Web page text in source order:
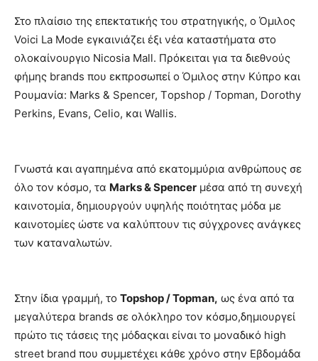
Στο πλαίσιο της επεκτατικής του στρατηγικής, ο Όμιλος
Voici La Mode εγκαινιάζει έξι νέα καταστήματα στο
ολοκαίνουργιο Nicosia Mall. Πρόκειται για τα διεθνούς
φήμης brands που εκπροσωπεί ο Όμιλος στην Κύπρο και
Ρουμανία: Marks & Spencer, Τopshop / Topman, Dorothy
Perkins, Evans, Celio, και Wallis.
Γνωστά και αγαπημένα από εκατομμύρια ανθρώπους σε
όλο τον κόσμο, τα Marks & Spencer μέσα από τη συνεχή
καινοτομία, δημιουργούν υψηλής ποιότητας μόδα με
καινοτομίες ώστε να καλύπτουν τις σύγχρονες ανάγκες
των καταναλωτών.
Στην ίδια γραμμή, το Topshop / Topman, ως ένα από τα
μεγαλύτερα brands σε ολόκληρο τον κόσμο,δημιουργεί
πρώτο τις τάσεις της μόδαςκαι είναι το μοναδικό high
street brand που συμμετέχει κάθε χρόνο στην Εβδομάδα